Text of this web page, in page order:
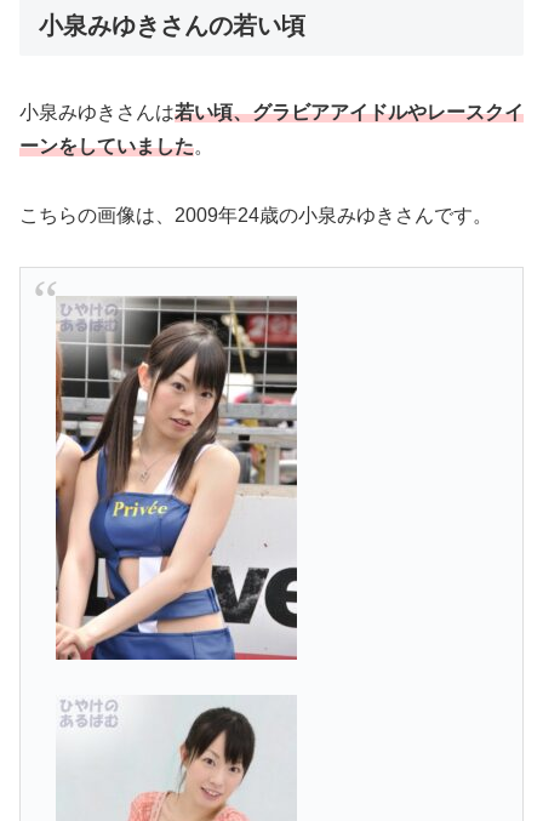
小泉みゆきさんの若い頃
小泉みゆきさんは若い頃、グラビアアイドルやレースクイ
ーンをしていました。
こちらの画像は、2009年24歳の小泉みゆきさんです。